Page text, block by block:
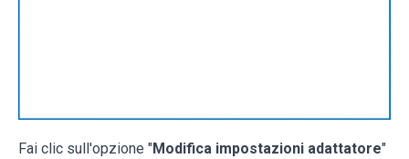
Fai clic sull'opzione "Modifica impostazioni adattatore"